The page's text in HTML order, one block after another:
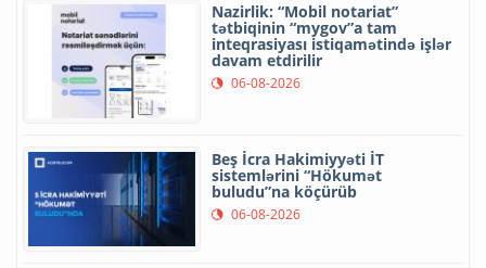
Nazirlik: “Mobil notariat”
tətbiqinin “mygov”a tam
inteqrasiyası istiqamətində işlər
davam etdirilir
06-08-2026
Beş İcra Hakimiyyəti İT
sistemlərini “Hökumət
buludu”na köçürüb
06-08-2026